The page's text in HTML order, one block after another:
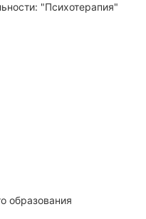
"Психотерапия"
образования